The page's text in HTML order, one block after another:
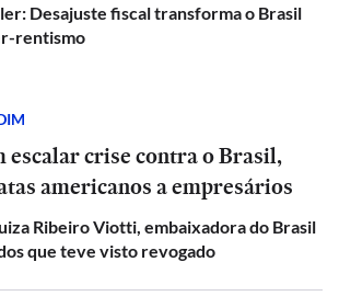
Desajuste fiscal transforma o Brasil
rentismo
escalar crise contra o Brasil,
americanos a empresários
Ribeiro Viotti, embaixadora do Brasil
que teve visto revogado